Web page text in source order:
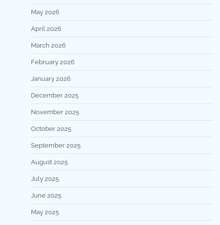
May 2026
April 2026
March 2026
February 2026
January 2026
December 2025
November 2025
October 2025
September 2025
August 2025
July 2025
June 2025
May 2025